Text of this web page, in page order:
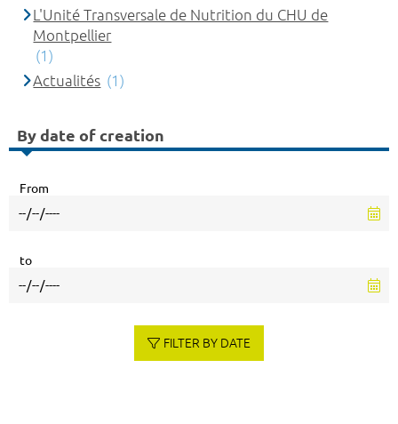
L'Unité Transversale de Nutrition du CHU de
Montpellier
(1)
Actualités (1)
By date of creation
From
to
FILTER BY DATE